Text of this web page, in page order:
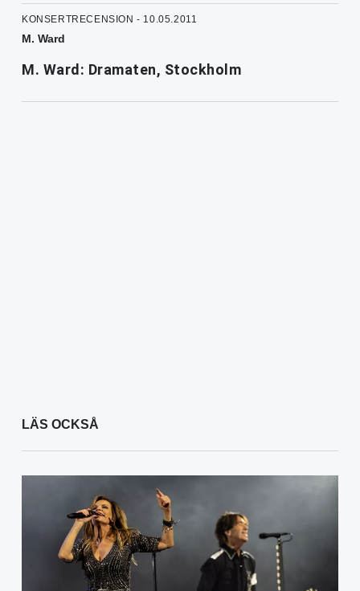
KONSERTRECENSION - 10.05.2011
M. Ward
M. Ward: Dramaten, Stockholm
LÄS OCKSÅ